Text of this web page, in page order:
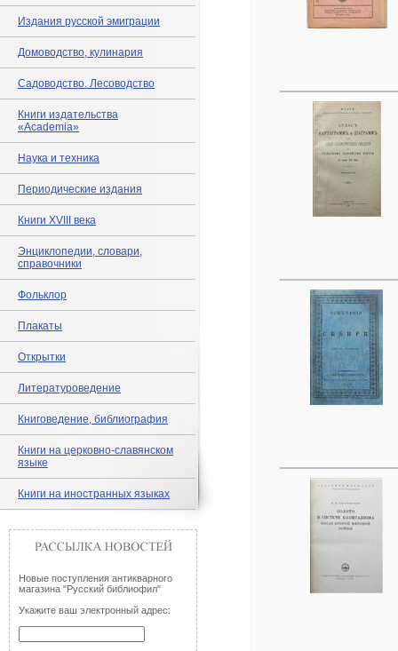
Издания русской эмиграции
Домоводство, кулинария
Садоводство. Лесоводство
Книги издательства
«Academia»
Наука и техника
Периодические издания
Книги XVIII века
Энциклопедии, словари,
справочники
Фольклор
Плакаты
Открытки
Литературоведение
Книговедение, библиография
Книги на церковно-славянском
языке
Книги на иностранных языках
Новые поступления антикварного
магазина "Русский библиофил"
Укажите ваш электронный адрес: